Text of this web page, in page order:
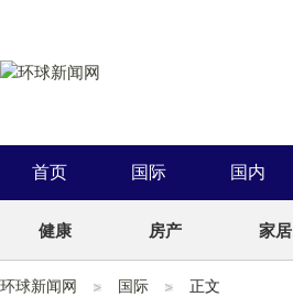
首页 国际 国内
健康 房产 家居
环球新闻网 国际 正文